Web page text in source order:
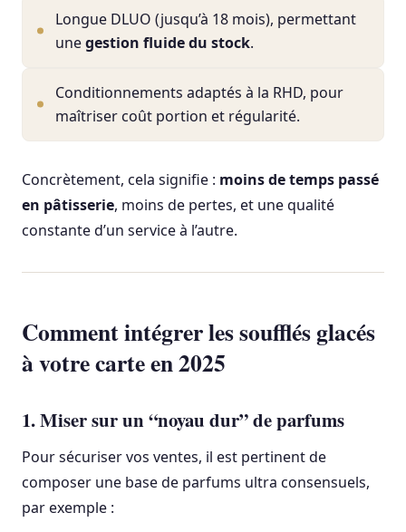
Longue DLUO (jusqu’à 18 mois), permettant
unegestion fluide du stock.
Conditionnements adaptés à la RHD, pour
maîtriser coût portion et régularité.
Concrètement, cela signifie : moins de temps passé
en pâtisserie, moins de pertes, et une qualité
constante d’un service à l’autre.
Comment intégrer les soufflés glacés
à votre carte en 2025
1. Miser sur un “noyau dur” de parfums
Pour sécuriser vos ventes, il est pertinent de
composer une base de parfums ultra consensuels,
par exemple :